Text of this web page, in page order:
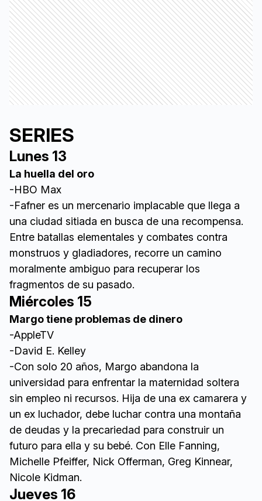
SERIES
Lunes 13
La huella del oro
-HBO Max
-Fafner es un mercenario implacable que llega a
una ciudad sitiada en busca de una recompensa.
Entre batallas elementales y combates contra
monstruos y gladiadores, recorre un camino
moralmente ambiguo para recuperar los
fragmentos de su pasado.
Miércoles 15
Margo tiene problemas de dinero
-AppleTV
-David E. Kelley
-Con solo 20 años, Margo abandona la
universidad para enfrentar la maternidad soltera
sin empleo ni recursos. Hija de una ex camarera y
un ex luchador, debe luchar contra una montaña
de deudas y la precariedad para construir un
futuro para ella y su bebé. Con Elle Fanning,
Michelle Pfeiffer, Nick Offerman, Greg Kinnear,
Nicole Kidman.
Jueves 16